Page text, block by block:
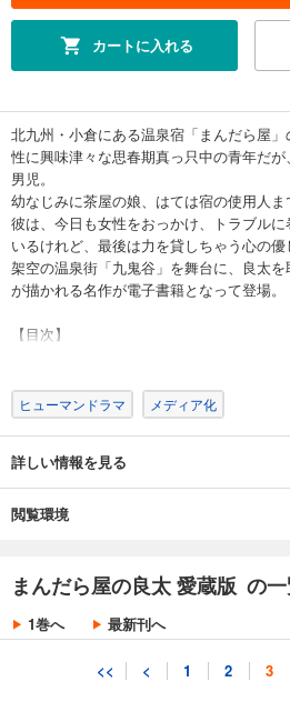
カートに入れる
北九州・小倉にある温泉宿「まんだら屋
性に興味津々な思春期真っ只中の青年だ
男児。
幼なじみに茶屋の娘、はては宿の使用人
彼は、今日も女性をおっかけ、トラブル
いるけれど、最後は力を貸しちゃう心の優
架空の温泉街「九鬼谷」を舞台に、良太
が描かれる名作が電子書籍となって登場。
【目次】
第3話 風少女
第4話 花ざかり
第6話 葉っぱ目署長
第7話 草原
第8話 痴の掛かり人
ヒューマンドラマ メディア化
詳しい情報を見る
閲覧環境
まんだら屋の良太 愛蔵版 の
1巻へ 最新刊へ
<< < 1 2 3
あらすじを表示する
540 円 (税込)
完結
あらすじを表示する
まんだら屋の良太 愛蔵版
540円 (税込)
まんだら屋の良太 愛蔵版 19
540円 (税込)
完結
まんだら屋の良太 愛蔵版 20
540 円 (税込)
完結